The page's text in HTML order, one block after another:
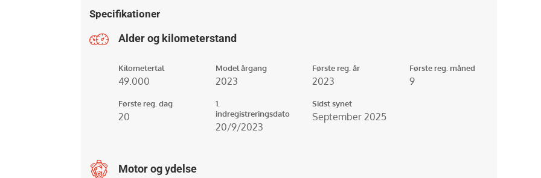
Specifikationer
Alder og kilometerstand
Kilometertal
49.000
Model årgang
2023
Første reg. år
2023
Første reg. måned
9
Første reg. dag
20
1.
indregistreringsdato
20/9/2023
Sidst synet
September 2025
Motor og ydelse